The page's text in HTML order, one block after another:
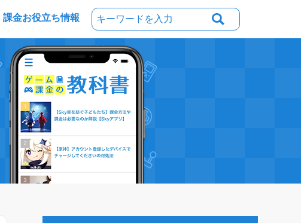
課金お役立ち情報